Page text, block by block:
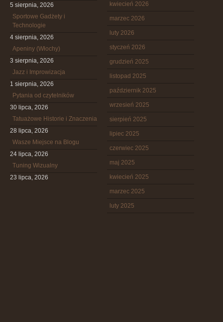
5 sierpnia, 2026
Sportowe Gadżety i
Technologie
4 sierpnia, 2026
Apeniny (Włochy)
3 sierpnia, 2026
Jazz i Improwizacja
1 sierpnia, 2026
Pytania od czytelników
30 lipca, 2026
Tatuażowe Historie i Znaczenia
28 lipca, 2026
Wasze Miejsce na Blogu
24 lipca, 2026
Tuning Wizualny
23 lipca, 2026
kwiecień 2026
marzec 2026
luty 2026
styczeń 2026
grudzień 2025
listopad 2025
październik 2025
wrzesień 2025
sierpień 2025
lipiec 2025
czerwiec 2025
maj 2025
kwiecień 2025
marzec 2025
luty 2025